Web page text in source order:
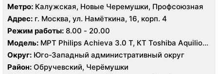
Метро: Калужская, Новые Черемушки, Профсоюзная
Адрес: г. Москва, ул. Намёткина, 16, корп. 4
Режим работы: 8.00 - 20.00
Модель: МРТ Philips Achieva 3.0 T, КТ Toshiba Aquilion
Prime 160 срезов УЗИ GE Logiq-9, Philips iU22, Philips
HDI 5000
Округ: Юго-Западный административный округ
Район: Обручевский, Черёмушки